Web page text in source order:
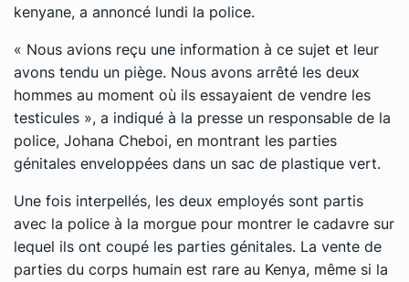
kenyane, a annoncé lundi la police.
« Nous avions reçu une information à ce sujet et leur
avons tendu un piège. Nous avons arrêté les deux
hommes au moment où ils essayaient de vendre les
testicules », a indiqué à la presse un responsable de la
police, Johana Cheboi, en montrant les parties
génitales enveloppées dans un sac de plastique vert.
Une fois interpellés, les deux employés sont partis
avec la police à la morgue pour montrer le cadavre sur
lequel ils ont coupé les parties génitales. La vente de
parties du corps humain est rare au Kenya, même si la